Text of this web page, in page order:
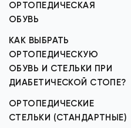
ОРТОПЕДИЧЕСКАЯ
ОБУВЬ
КАК ВЫБРАТЬ
ОРТОПЕДИЧЕСКУЮ
ОБУВЬ И СТЕЛЬКИ ПРИ
ДИАБЕТИЧЕСКОЙ СТОПЕ?
ОРТОПЕДИЧЕСКИЕ
СТЕЛЬКИ (СТАНДАРТНЫЕ)